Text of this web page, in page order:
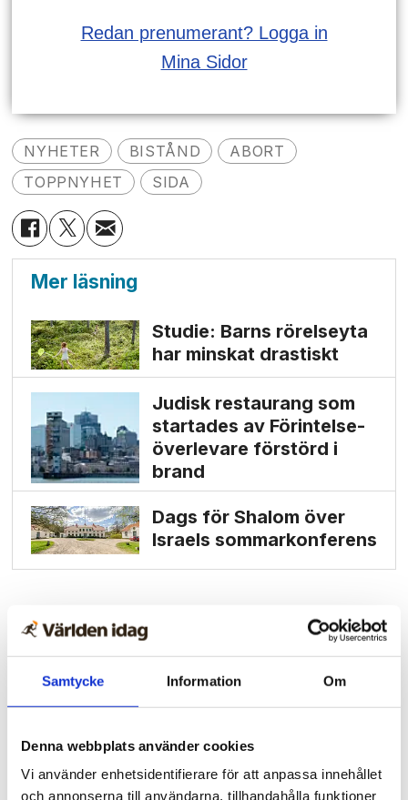
Samtycke Information Om
Denna webbplats använder cookies
Vi använder enhetsidentifierare för att anpassa innehållet
och annonserna till användarna, tillhandahålla funktioner
Redan prenumerant? Logga in
Mina Sidor
NYHETER BISTÅND
ABORT
TOPPNYHET
SIDA
Mer läsning
Studie: Barns rörelseyta
har minskat drastiskt
Judisk restaurang som
startades av Förintelse­
överlevare förstörd i
brand
Dags för Shalom över
Israels sommarkonferens